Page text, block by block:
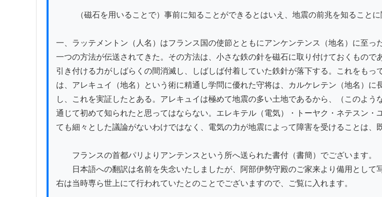
一、ラッテメントン（人名）はフランス国の使節とともにアンケンテンス（地名）に至
一つの方法が伝送されてきた。その方法は、小さな鉄の針を磁石に取り付けておくもの
引き付ける力がしばらくの間消滅し、しばしば付着していた鉄針が落下する。これをも
は、アレキュイ（地名）という術に精通し学問に優れた守将は、カルケレテン（地名）
し、これを実証したとある。アレキュイは極めて地震の多い土地であるから、（このよ
通じて初めて知られたと思ってはならない。エレキテル（電気）・トーヤク・ネテスン
ても細々とした議論がないわけではなく、電気の力が地震によって障害を受けることは、
フランスの首都パリよりアンテンスという所へ送られた書付（書簡）でございます。
日本語への翻訳は名前を失念いたしましたが、阿部伊勢守殿のご家来より備用として写
右は当時専ら世上にて行われていたとのことでございますので、ご覧に入れます。